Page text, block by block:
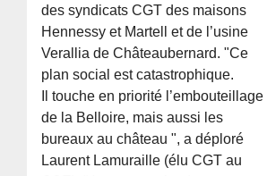
des syndicats CGT des maisons
Hennessy et Martell et de l’usine
Verallia de Châteaubernard. "Ce
plan social est catastrophique.
Il touche en priorité l’embouteillage
de la Belloire, mais aussi les
bureaux au château ", a déploré
Laurent Lamuraille (élu CGT au